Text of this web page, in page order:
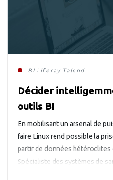
BI Liferay Talend
Décider
outils BI
En mobilisant un arsenal de
faire Linux rend possible la
partir de données hétéroclites
Spécialiste des systèmes de